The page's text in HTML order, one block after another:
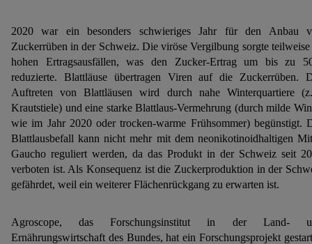
2020 war ein besonders schwieriges Jahr für den Anbau
Zuckerrüben in der Schweiz. Die viröse Vergilbung sorgte teilweise
hohen Ertragsausfällen, was den Zucker-Ertrag um bis zu
reduzierte. Blattläuse übertragen Viren auf die Zuckerrüben.
Auftreten von Blattläusen wird durch nahe Winterquartiere
Krautstiele) und eine starke Blattlaus-Vermehrung (durch milde
wie im Jahr 2020 oder trocken-warme Frühsommer) begünstigt.
Blattlausbefall kann nicht mehr mit dem neonikotinoidhaltigen
Gaucho reguliert werden, da das Produkt in der Schweiz seit
verboten ist. Als Konsequenz ist die Zuckerproduktion in der
gefährdet, weil ein weiterer Flächenrückgang zu erwarten ist.
Agroscope, das Forschungsinstitut in der Land-
Ernährungswirtschaft des Bundes, hat ein Forschungsprojekt